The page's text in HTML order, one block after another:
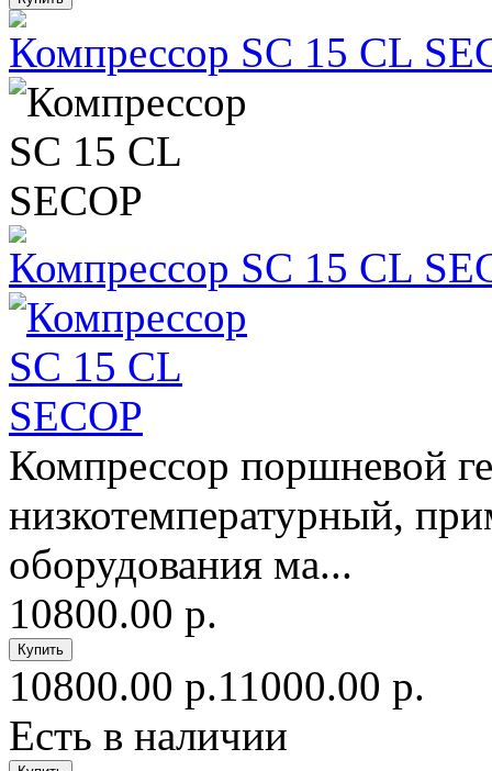
Компрессор SC 15 CL
Компрессор SC 15 CL
Компрессор поршневой
низкотемпературный,
оборудования ма...
10800.00 р.
10800.00 р.11000.00 р.
Есть в наличии